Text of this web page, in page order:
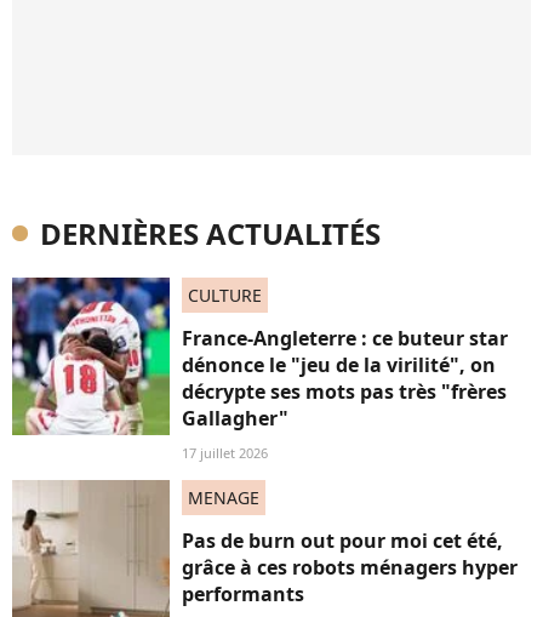
DERNIÈRES ACTUALITÉS
CULTURE
France-Angleterre : ce buteur star
dénonce le "jeu de la virilité", on
décrypte ses mots pas très "frères
Gallagher"
17 juillet 2026
MENAGE
Pas de burn out pour moi cet été,
grâce à ces robots ménagers hyper
performants